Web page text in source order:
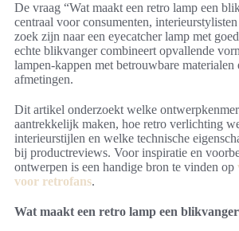
De vraag “Wat maakt een retro lamp een
centraal voor consumenten,
zoek zijn naar een eyecatcher lamp met
echte blikvanger combineert opvallende
lampen-kappen met betrouwbare materialen
afmetingen.
Dit artikel onderzoekt welke
aantrekkelijk maken, hoe retro verlichting
interieurstijlen en welke technische
bij productreviews. Voor inspiratie en
ontwerpen is een handige bron te vinden op
voor retrofans.
Wat maakt een retro lamp een